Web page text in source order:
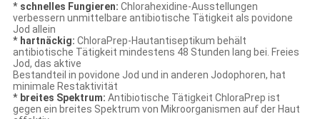
* schnelles Fungieren: Chlorahexidine-Ausstellungen
verbessern unmittelbare antibiotische Tätigkeit als povidone
Jod allein
* hartnäckig: ChloraPrep-Hautantiseptikum behält
antibiotische Tätigkeit mindestens 48 Stunden lang bei. Freies
Jod, das aktive
Bestandteil in povidone Jod und in anderen Jodophoren, hat
minimale Restaktivität
* breites Spektrum: Antibiotische Tätigkeit ChloraPrep ist
gegen ein breites Spektrum von Mikroorganismen auf der Haut